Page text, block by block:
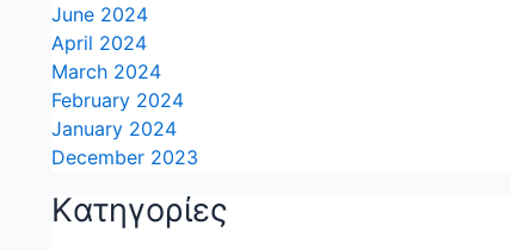
June 2024
April 2024
March 2024
February 2024
January 2024
December 2023
Kατηγορίες